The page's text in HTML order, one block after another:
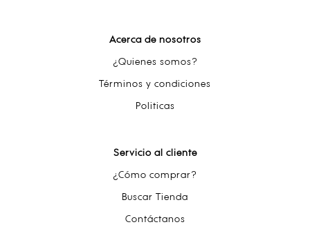
Acerca de nosotros
¿Quienes somos?
Términos y condiciones
Politicas
Servicio al cliente
¿Cómo comprar?
Buscar Tienda
Contáctanos